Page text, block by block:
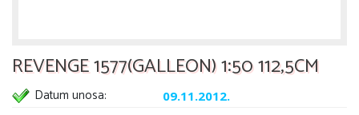
REVENGE 1577(GALLEON) 1:50 112,5CM
Datum unosa: 09.11.2012.